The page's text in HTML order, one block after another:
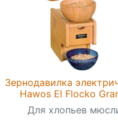
Зернодавилка
Hawos El Flocko
Для хлопьев